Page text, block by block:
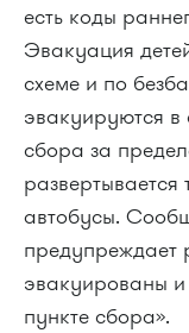
есть коды
Эвакуация
схеме и по
эвакуируются в
сбора за
автобусы.
предупреждает
эвакуированы
пункте сбора».